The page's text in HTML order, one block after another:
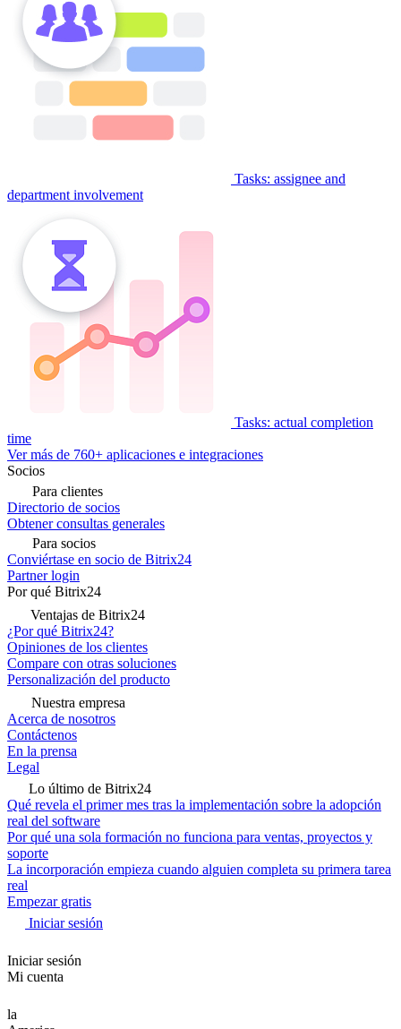
Tasks: assignee and
department involvement
Tasks: actual completion
time
Ver más de 760+ aplicaciones e integraciones
Socios
Para clientes
Directorio de socios
Obtener consultas generales
Para socios
Conviértase en socio de Bitrix24
Partner login
Por qué Bitrix24
Ventajas de Bitrix24
¿Por qué Bitrix24?
Opiniones de los clientes
Compare con otras soluciones
Personalización del producto
Nuestra empresa
Acerca de nosotros
Contáctenos
En la prensa
Legal
Lo último de Bitrix24
Qué revela el primer mes tras la implementación sobre la adopción
real del software
Por qué una sola formación no funciona para ventas, proyectos y
soporte
La incorporación empieza cuando alguien completa su primera tarea
real
Empezar gratis
Iniciar sesión
Iniciar sesión
Mi cuenta
la